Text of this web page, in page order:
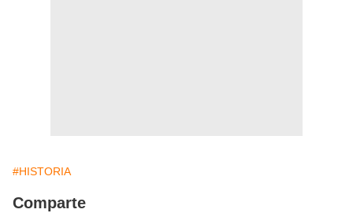
#HISTORIA
Comparte